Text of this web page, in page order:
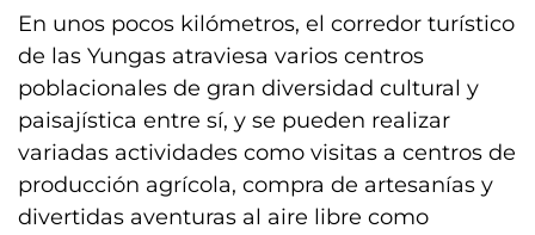
En unos pocos kilómetros, el corredor turístico
de las Yungas atraviesa varios centros
poblacionales de gran diversidad cultural y
paisajística entre sí, y se pueden realizar
variadas actividades como visitas a centros de
producción agrícola, compra de artesanías y
divertidas aventuras al aire libre como